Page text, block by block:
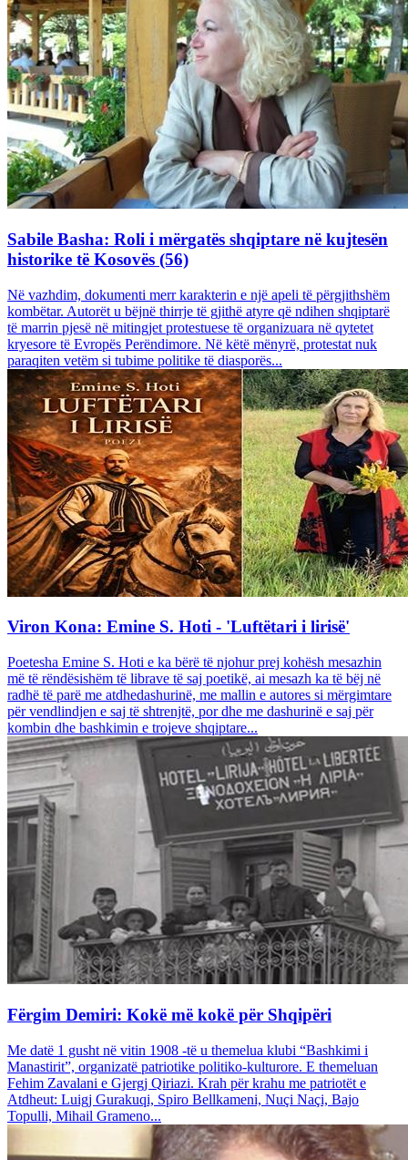
Sabile Basha: Roli i mërgatës shqiptare në kujtesën
historike të Kosovës (56)
Në vazhdim, dokumenti merr karakterin e një apeli të përgjithshëm
kombëtar. Autorët u bëjnë thirrje të gjithë atyre që ndihen shqiptarë
të marrin pjesë në mitingjet protestuese të organizuara në qytetet
kryesore të Evropës Perëndimore. Në këtë mënyrë, protestat nuk
paraqiten vetëm si tubime politike të diasporës...
Viron Kona: Emine S. Hoti - 'Luftëtari i lirisë'
Poetesha Emine S. Hoti e ka bërë të njohur prej kohësh mesazhin
më të rëndësishëm të librave të saj poetikë, ai mesazh ka të bëj në
radhë të parë me atdhedashurinë, me mallin e autores si mërgimtare
për vendlindjen e saj të shtrenjtë, por dhe me dashurinë e saj për
kombin dhe bashkimin e trojeve shqiptare...
Fërgim Demiri: Kokë më kokë për Shqipëri
Me datë 1 gusht në vitin 1908 -të u themelua klubi “Bashkimi i
Manastirit”, organizatë patriotike politiko-kulturore. E themeluan
Fehim Zavalani e Gjergj Qiriazi. Krah për krahu me patriotët e
Atdheut: Luigj Gurakuqi, Spiro Bellkameni, Nuçi Naçi, Bajo
Topulli, Mihail Grameno...